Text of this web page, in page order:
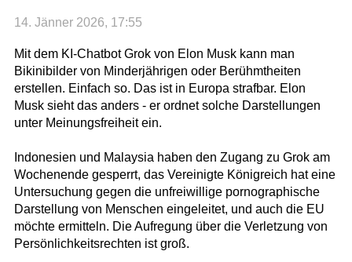
14. Jänner 2026, 17:55
Mit dem KI-Chatbot Grok von Elon Musk kann man
Bikinibilder von Minderjährigen oder Berühmtheiten
erstellen. Einfach so. Das ist in Europa strafbar. Elon
Musk sieht das anders - er ordnet solche Darstellungen
unter Meinungsfreiheit ein.
Indonesien und Malaysia haben den Zugang zu Grok am
Wochenende gesperrt, das Vereinigte Königreich hat eine
Untersuchung gegen die unfreiwillige pornographische
Darstellung von Menschen eingeleitet, und auch die EU
möchte ermitteln. Die Aufregung über die Verletzung von
Persönlichkeitsrechten ist groß.